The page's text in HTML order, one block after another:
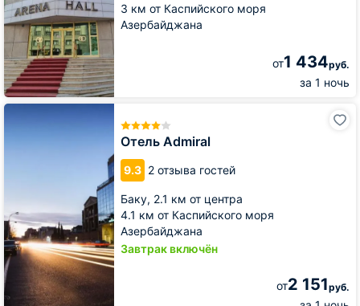
3 км от Каспийского моря
Азербайджана
от1 434руб.
за 1 ночь
Отель Admiral
9.3 2 отзыва гостей
Баку, 2.1 км от центра
4.1 км от Каспийского моря
Азербайджана
Завтрак включён
от2 151руб.
Отель